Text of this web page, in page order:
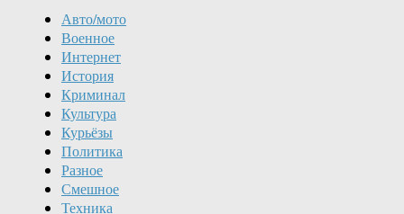
Авто/мото
Военное
Интернет
История
Криминал
Культура
Курьёзы
Политика
Разное
Смешное
Техника